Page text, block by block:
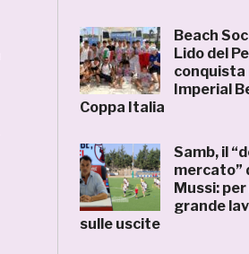
Beach
Lido del
conquista
Imperial
Coppa Italia
Samb, il
mercato”
Mussi: per
grande
sulle uscite